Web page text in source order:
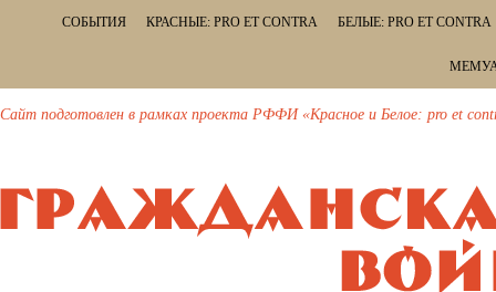
СОБЫТИЯ КРАСНЫЕ: PRO ET CONTRA БЕЛЫЕ: PRO ET CONTRA
Сайт подготовлен в рамках проекта РФФИ «Красное и Белое: pro et